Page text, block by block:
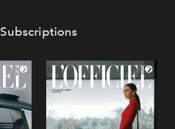
Subscriptions